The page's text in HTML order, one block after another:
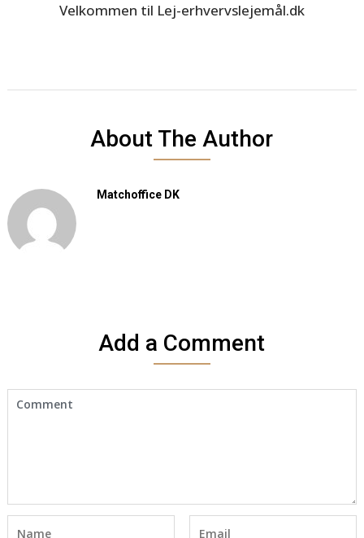
Velkommen til Lej-erhvervslejemål.dk
About The Author
Matchoffice DK
Add a Comment